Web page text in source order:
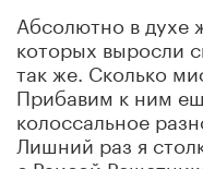
Абсолютно в
которых выросли
так же. Сколько
Прибавим к ним
колоссальное
Лишний раз я